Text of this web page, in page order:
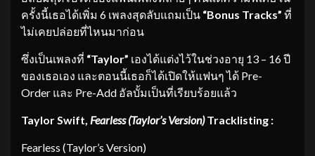
ครั้งนี้เธอได้เพิ่ม 6 เพลงสุดลับแถมเป็น “Bonus Tracks” ที่
ไม่เคยปล่อยที่ไหนมาก่อน
ซึ่งเป็นเพลงที่ “Taylor” เองได้แต่งไว้ในช่วงอายุ 13 – 16 ปี
ของเธอเอง และตอนนี้เธอก็ได้เปิดให้แฟนๆ ได้ Pre-
Order และ Pre-Add อัลบั้มเป็นที่เรียบร้อยแล้ว
Taylor Swift, Fearless (Taylor’s Version)Tracklisting :
Fearless (Taylor’s Version)